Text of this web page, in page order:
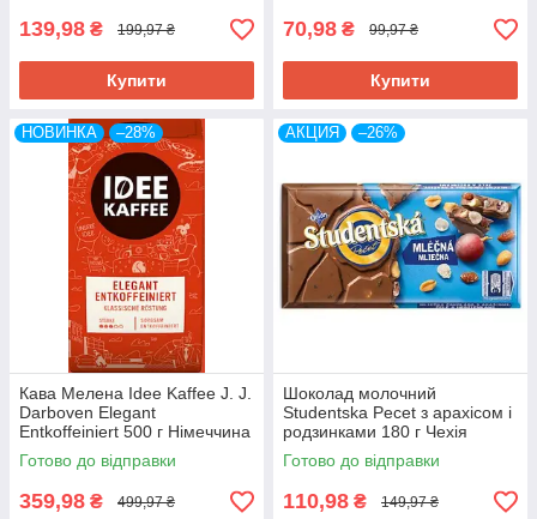
139,98 ₴ 199,97 ₴
Купити
70,98 ₴ 99,97 ₴
Купити
НОВИНКА –28%
Кава Мелена Idee Kaffee J. J.
Darboven Elegant
Entkoffeiniert 500 г Німеччина
Готово до відправки
359,98 ₴ 499,97 ₴
АКЦИЯ –26%
Шоколад молочний
Studentska Pecet з арахісом і
родзинками 180 г Чехія
Готово до відправки
110,98 ₴ 149,97 ₴